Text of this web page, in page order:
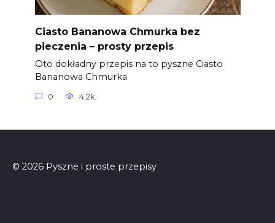
Ciasto Bananowa Chmurka bez
pieczenia – prosty przepis
Oto dokładny przepis na to pyszne Ciasto
Bananowa Chmurka
0 4.2k.
© 2026 Pyszne i proste przepisy